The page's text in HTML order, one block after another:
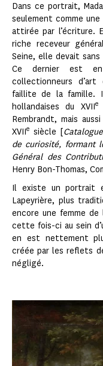
Dans ce portrait,
seulement comme
attirée par l’écriture.
riche receveur
Seine, elle devait
Ce dernier est
collectionneurs
faillite de la famille.
hollandaises du XVIIe
Rembrandt, mais
XVIIe siècle [
de curiosité, formant
Général des
Henry Bon-Thomas,
Il existe un portrait
Lapeyrière, plus
encore une femme
cette fois-ci au sein
en est nettement
créée par les reflets
négligé.